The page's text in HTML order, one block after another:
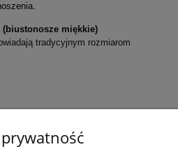
miękkie)
tradycyjnym rozmiarom